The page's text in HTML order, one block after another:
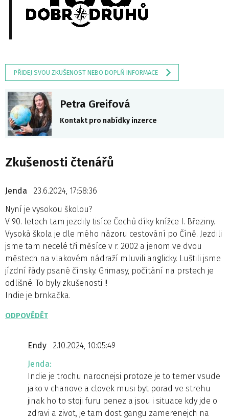
PŘIDEJ SVOU ZKUŠENOST NEBO DOPLŇ INFORMACE
Petra Greifová
Kontakt pro nabídky inzerce
Zkušenosti čtenářů
Jenda
23.6.2024, 17:58:36
Nyní je vysokou školou?
V 90. letech tam jezdily tisíce Čechů díky knížce I. Březiny.
Vysoká škola je dle mého názoru cestování po Číně. Jezdili
jsme tam necelé tři měsíce v r. 2002 a jenom ve dvou
městech na vlakovém nádraží mluvili anglicky. Luštili jsme
jízdní řády psané čínsky. Grimasy, počítání na prstech je
odlišné. To byly zkušenosti !!
Indie je brnkačka.
ODPOVĚDĚT
Endy
2.10.2024, 10:05:49
Jenda:
Indie je trochu narocnejsi protoze je to temer vsude
jako v chanove a clovek musi byt porad ve strehu
jinak ho to stoji furu penez a jsou i situace kdy jde o
zdravi a zivot, je tam dost gangu zamerenejch na